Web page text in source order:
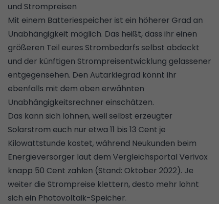
und Strompreisen
Mit einem Batteriespeicher ist ein höherer Grad an
Unabhängigkeit möglich. Das heißt, dass ihr einen
größeren Teil eures Strombedarfs selbst abdeckt
und der künftigen Strompreisentwicklung gelassener
entgegensehen. Den Autarkiegrad könnt ihr
ebenfalls mit dem oben erwähnten
Unabhängigkeitsrechner einschätzen.
Das kann sich lohnen, weil selbst erzeugter
Solarstrom euch nur etwa 11 bis 13 Cent je
Kilowattstunde kostet, während Neukunden beim
Energieversorger laut dem Vergleichsportal Verivox
knapp 50 Cent zahlen (Stand: Oktober 2022). Je
weiter die Strompreise klettern, desto mehr lohnt
sich ein Photovoltaik-Speicher.